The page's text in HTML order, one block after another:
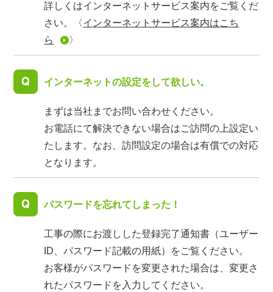
詳しくはインターネットサービス案内をご覧くだ
さい。〈インターネットサービス案内はこち
ら
〉
インターネットの設定をして欲しい。
まずは当社までお問い合わせください。
お電話にて解決できない場合はご訪問の上設定い
たします。なお、訪問設定の場合は有償での対応
となります。
パスワードを忘れてしまった！
工事の際にお渡しした登録完了通知書（ユーザー
ID、パスワード記載の用紙）をご覧ください。
お客様がパスワードを変更された場合は、変更さ
れたパスワードを入力してください。